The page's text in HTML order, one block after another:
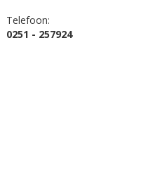
Telefoon:
0251 - 257924